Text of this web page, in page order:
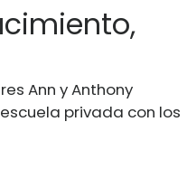
Ann y Anthony
privada con los